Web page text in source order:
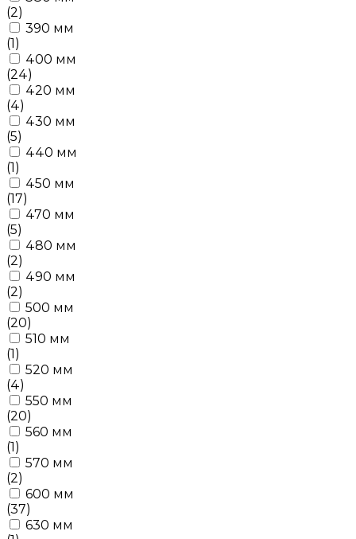
(2)
390 мм
(1)
400 мм
(24)
420 мм
(4)
430 мм
(5)
440 мм
(1)
450 мм
(17)
470 мм
(5)
480 мм
(2)
490 мм
(2)
500 мм
(20)
510 мм
(1)
520 мм
(4)
550 мм
(20)
560 мм
(1)
570 мм
(2)
600 мм
(37)
630 мм